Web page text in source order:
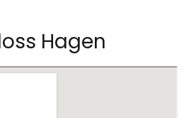
Hagen